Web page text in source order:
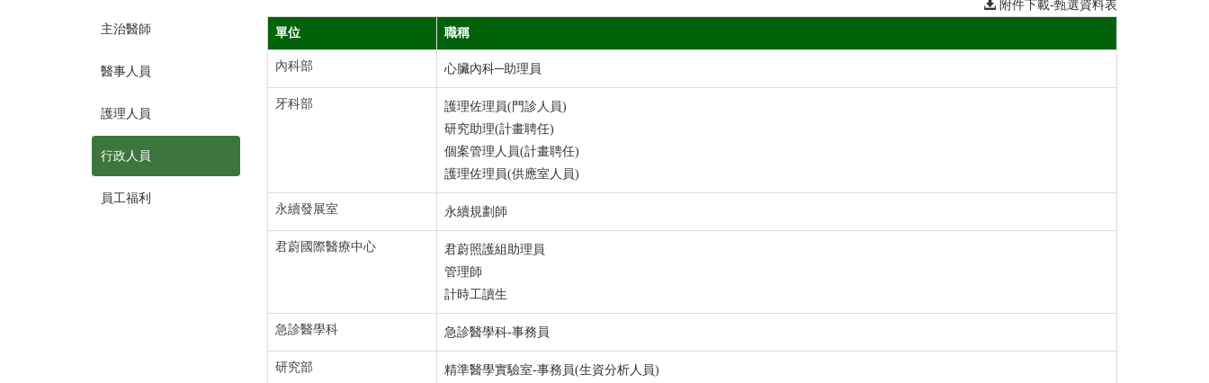
主治醫師
醫事人員
護理人員
行政人員
員工福利
附件下載-甄選資料表
單位 職稱
內科部 心臟內科─助理員
牙科部
護理佐理員(門診人員)
研究助理(計畫聘任)
個案管理人員(計畫聘任)
護理佐理員(供應室人員)
永續發展室 永續規劃師
君蔚國際醫療中心
君蔚照護組助理員
管理師
計時工讀生
急診醫學科 急診醫學科-事務員
研究部 精準醫學實驗室-事務員(生資分析人員)